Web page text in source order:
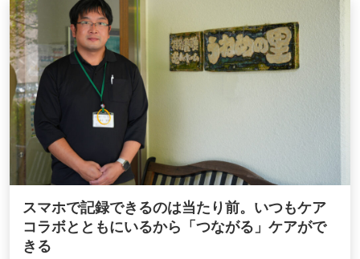
スマホで記録できるのは当たり前。いつもケア
コラボとともにいるから「つながる」ケアがで
きる